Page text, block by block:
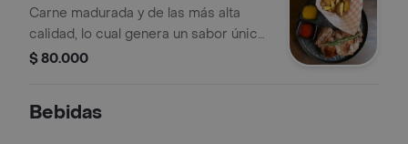
Carne madurada y de las más alta
calidad, lo cual genera un sabor único
y una textura suave, acompañados de
$ 80.000
Bebidas